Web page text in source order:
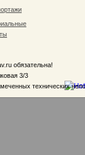
обязательна!
3/3
технических